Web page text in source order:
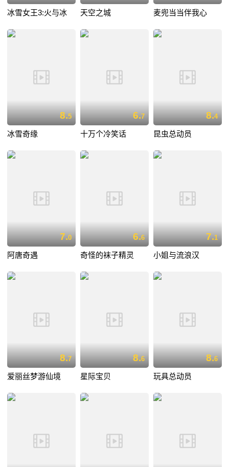
冰雪女王3:火与冰 天空之城 麦兜当当伴我心
8.5
冰雪奇缘
6.7
十万个冷笑话
8.4
昆虫总动员
7.0
阿唐奇遇
6.6
奇怪的袜子精灵
7.1
小姐与流浪汉
8.7
爱丽丝梦游仙境
8.6
星际宝贝
8.6
玩具总动员